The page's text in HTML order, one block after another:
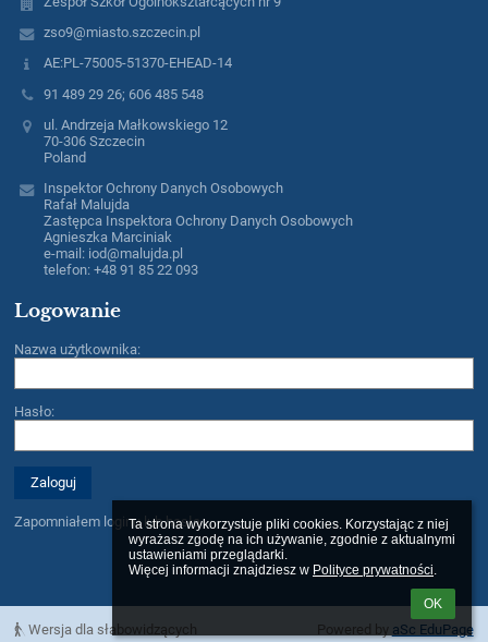
Ta strona wykorzystuje pliki cookies. Korzystając z niej
wyrażasz zgodę na ich używanie, zgodnie z aktualnymi
ustawieniami przeglądarki.
Więcej informacji znajdziesz w Polityce prywatności.
OK
zso9@miasto.szczecin.pl
AE:PL-75005-51370-EHEAD-14
91 489 29 26; 606 485 548
ul. Andrzeja Małkowskiego 12
70-306 Szczecin
Poland
Inspektor Ochrony Danych Osobowych
Rafał Malujda
Zastępca Inspektora Ochrony Danych Osobowych
Agnieszka Marciniak
e-mail: iod@malujda.pl
telefon: +48 91 85 22 093
Logowanie
Nazwa użytkownika:
Hasło:
Zapomniałem loginu lub hasła
Wersja dla słabowidzących Powered by aSc EduPage